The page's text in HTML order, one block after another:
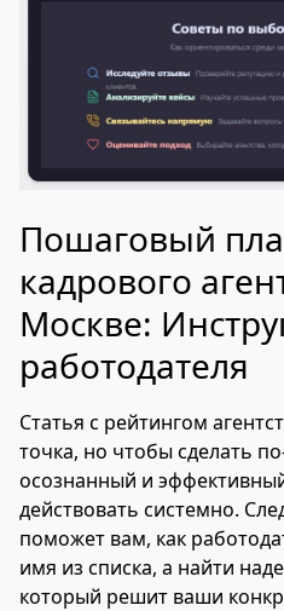
Пошаговый
кадрового
Москве:
работодателя
Статья с рейтингом
точка, но чтобы сделать
осознанный и
действовать системно.
поможет вам, как
имя из списка, а найти
который решит ваши